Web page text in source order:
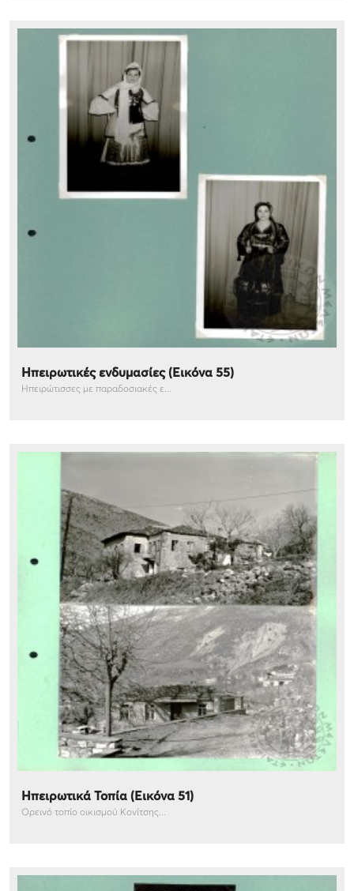
Ηπειρωτικές ενδυμασίες (Εικόνα 55)
Ηπειρώτισσες με παραδοσιακές ε...
Ηπειρωτικά Τοπία (Εικόνα 51)
Ορεινό τοπίο οικισμού Κονίτσης...